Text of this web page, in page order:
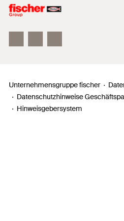
Unser Leitbild
Unternehmensgruppe fischer
Datenschutzhinweise
Hinweisgebersystem